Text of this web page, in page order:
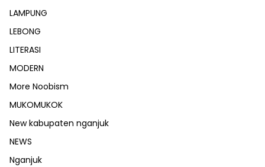
LAMPUNG
LEBONG
LITERASI
MODERN
More Noobism
MUKOMUKOK
New kabupaten nganjuk
NEWS
Nganjuk